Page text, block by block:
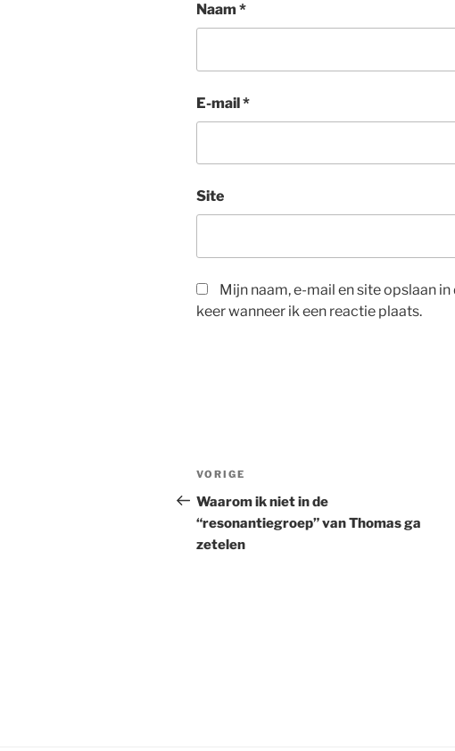
Naam *
E-mail*
Site
Mijn naam, e-mail en site opslaan
keer wanneer ik een reactie plaats.
Bericht
navigatie
Vorig
bericht
VORIGE
Waarom ik niet in de
“resonantiegroep” van Thomas ga
zetelen